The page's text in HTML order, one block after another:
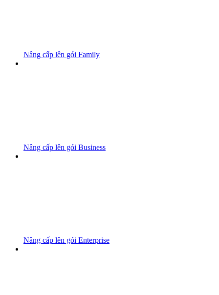
Nâng cấp lên gói Family
Nâng cấp lên gói Business
Nâng cấp lên gói Enterprise